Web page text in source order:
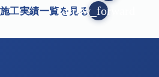
arrow_forward
施工実績一覧を見る